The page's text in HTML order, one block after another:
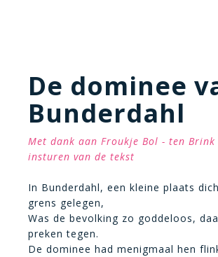
De dominee
Bunderdahl
Met dank aan Froukje Bol - ten
insturen van de tekst
In Bunderdahl, een kleine plaats
grens gelegen,
Was de bevolking zo goddeloos,
preken tegen.
De dominee had menigmaal hen